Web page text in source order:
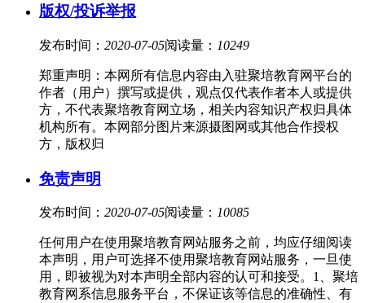
版权/投诉举报
发布时间： 2020-07-05阅读量： 10249
郑重声明：本网所有信息内容由入驻聚培教育网平台的
作者（用户）撰写或提供，观点仅代表作者本人或提供
方，不代表聚培教育网立场，相关内容知识产权归具体
机构所有。本网部分图片来源摄图网或其他合作授权
方，版权归
免责声明
发布时间： 2020-07-05阅读量： 10085
任何用户在使用聚培教育网站服务之前，均应仔细阅读
本声明，用户可选择不使用聚培教育网站服务，一旦使
用，即被视为对本声明全部内容的认可和接受。1、聚培
教育网系信息服务平台，不保证该等信息的准确性、有